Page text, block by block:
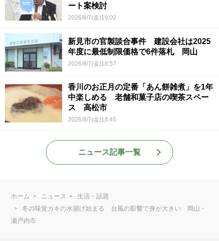
ート案検討
2026/8/7(金)19:02
新見市の官製談合事件 建設会社は2025
年度に最低制限価格で6件落札 岡山
2026/8/7(金)18:57
香川のお正月の定番「あん餅雑煮」を1年
中楽しめる 老舗和菓子店の喫茶スペー
ス 高松市
2026/8/7(金)18:45
ニュース記事一覧
ホーム ニュース
生活・話題
冬の味覚カキの水揚げ始まる 台風の影響で身が大きい 岡山・
瀬戸内市